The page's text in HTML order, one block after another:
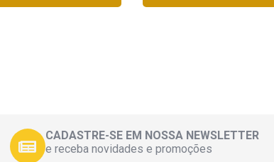
CADASTRE-SE EM NOSSA NEWSLETTER
e receba novidades e promoções